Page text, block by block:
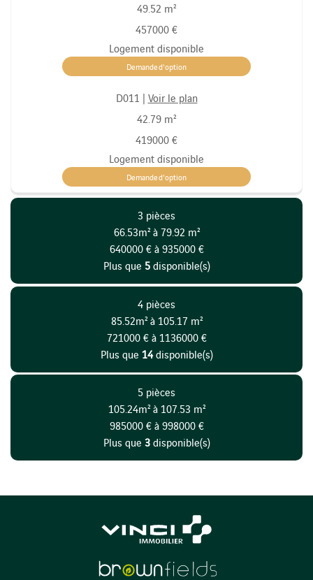
49.52 m²
457000 €
Logement disponible
Demande d'option
D011 | Voir le plan
42.79 m²
419000 €
Logement disponible
Demande d'option
3 pièces
66.53m² à 79.92 m²
640000 € à 935000 €
Plus que 5disponible(s)
4 pièces
85.52m² à 105.17 m²
721000 € à 1136000 €
Plus que 14disponible(s)
5 pièces
105.24m² à 107.53 m²
985000 € à 998000 €
Plus que 3disponible(s)